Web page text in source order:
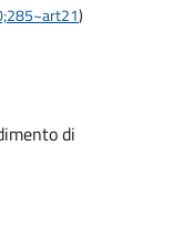
)
di